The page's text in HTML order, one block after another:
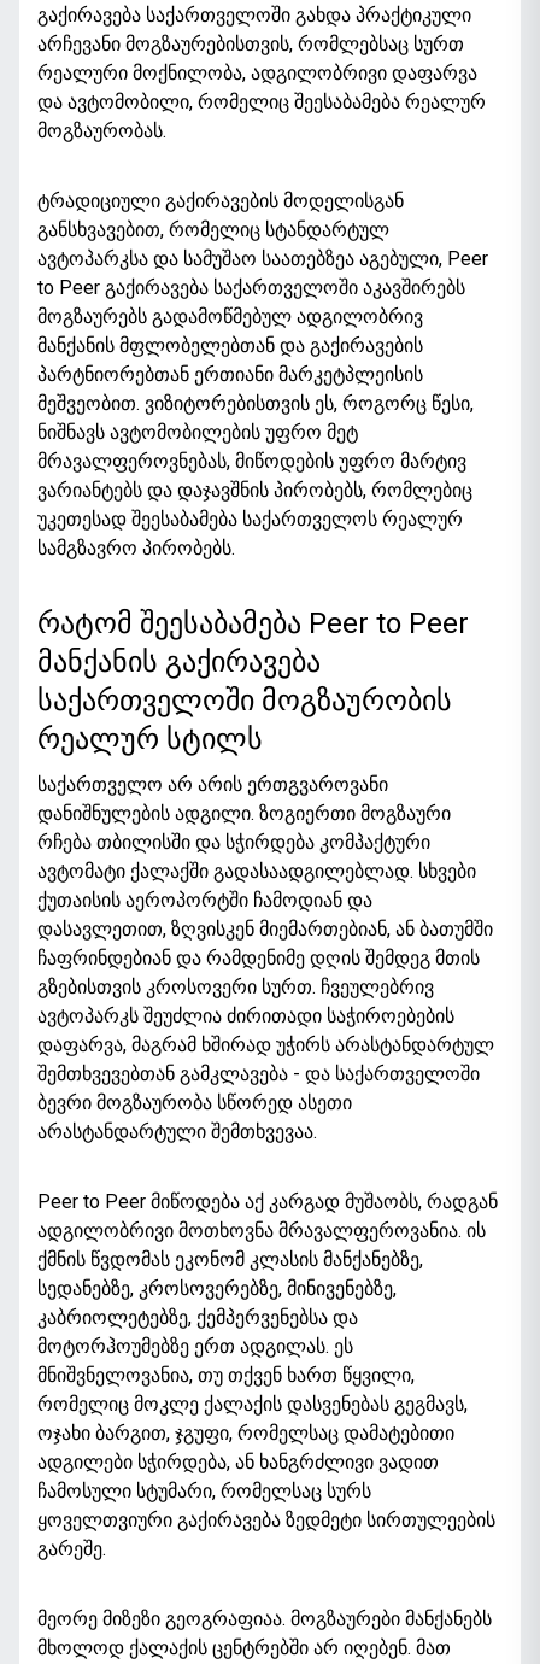
გაქირავება საქართველოში გახდა პრაქტიკული
არჩევანი მოგზაურებისთვის, რომლებსაც სურთ
რეალური მოქნილობა, ადგილობრივი დაფარვა
და ავტომობილი, რომელიც შეესაბამება რეალურ
მოგზაურობას.
ტრადიციული გაქირავების მოდელისგან
განსხვავებით, რომელიც სტანდარტულ
ავტოპარკსა და სამუშაო საათებზეა აგებული, Peer
to Peer გაქირავება საქართველოში აკავშირებს
მოგზაურებს გადამოწმებულ ადგილობრივ
მანქანის მფლობელებთან და გაქირავების
პარტნიორებთან ერთიანი მარკეტპლეისის
მეშვეობით. ვიზიტორებისთვის ეს, როგორც წესი,
ნიშნავს ავტომობილების უფრო მეტ
მრავალფეროვნებას, მიწოდების უფრო მარტივ
ვარიანტებს და დაჯავშნის პირობებს, რომლებიც
უკეთესად შეესაბამება საქართველოს რეალურ
სამგზავრო პირობებს.
რატომ შეესაბამება Peer to Peer
მანქანის გაქირავება
საქართველოში მოგზაურობის
რეალურ სტილს
საქართველო არ არის ერთგვაროვანი
დანიშნულების ადგილი. ზოგიერთი მოგზაური
რჩება თბილისში და სჭირდება კომპაქტური
ავტომატი ქალაქში გადასაადგილებლად. სხვები
ქუთაისის აეროპორტში ჩამოდიან და
დასავლეთით, ზღვისკენ მიემართებიან, ან ბათუმში
ჩაფრინდებიან და რამდენიმე დღის შემდეგ მთის
გზებისთვის კროსოვერი სურთ. ჩვეულებრივ
ავტოპარკს შეუძლია ძირითადი საჭიროებების
დაფარვა, მაგრამ ხშირად უჭირს არასტანდარტულ
შემთხვევებთან გამკლავება - და საქართველოში
ბევრი მოგზაურობა სწორედ ასეთი
არასტანდარტული შემთხვევაა.
Peer to Peer მიწოდება აქ კარგად მუშაობს, რადგან
ადგილობრივი მოთხოვნა მრავალფეროვანია. ის
ქმნის წვდომას ეკონომ კლასის მანქანებზე,
სედანებზე, კროსოვერებზე, მინივენებზე,
კაბრიოლეტებზე, ქემპერვენებსა და
მოტორჰოუმებზე ერთ ადგილას. ეს
მნიშვნელოვანია, თუ თქვენ ხართ წყვილი,
რომელიც მოკლე ქალაქის დასვენებას გეგმავს,
ოჯახი ბარგით, ჯგუფი, რომელსაც დამატებითი
ადგილები სჭირდება, ან ხანგრძლივი ვადით
ჩამოსული სტუმარი, რომელსაც სურს
ყოველთვიური გაქირავება ზედმეტი სირთულეების
გარეშე.
მეორე მიზეზი გეოგრაფიაა. მოგზაურები მანქანებს
მხოლოდ ქალაქის ცენტრებში არ იღებენ. მათ